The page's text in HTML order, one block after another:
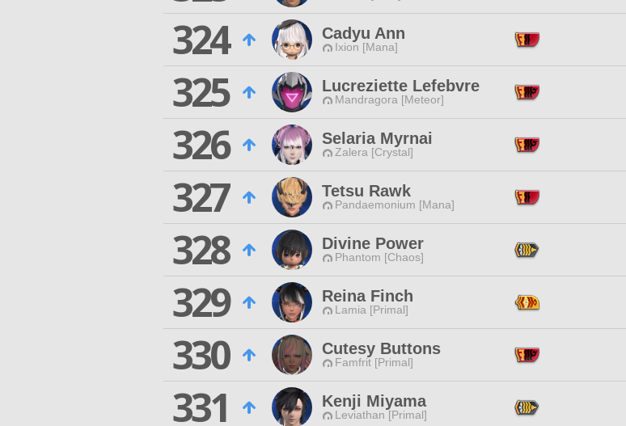
324
Cadyu Ann
Ixion [Mana]
325
Lucreziette Lefebvre
Mandragora [Meteor]
326
Selaria Myrnai
Zalera [Crystal]
327
Tetsu Rawk
Pandaemonium [Mana]
328
Divine Power
Phantom [Chaos]
329
Reina Finch
Lamia [Primal]
330
Cutesy Buttons
Famfrit [Primal]
331
Kenji Miyama
Leviathan [Primal]